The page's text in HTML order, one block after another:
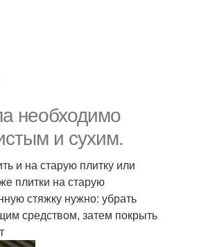
необходимо
и сухим.
и на старую плитку или
плитки на старую
стяжку нужно: убрать
средством, затем покрыть